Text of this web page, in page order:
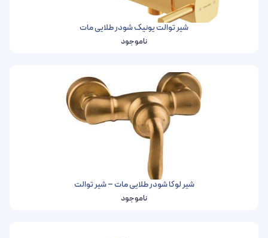
شیر توالت یونیک شودر طلایی مات
ناموجود
شیر لوکا شودر طلایی مات – شیر توالت
ناموجود